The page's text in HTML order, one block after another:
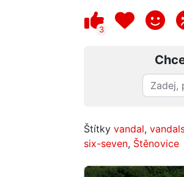
3
Štítky vandal,
six-seven, Štěnovice